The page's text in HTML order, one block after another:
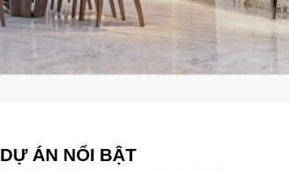
DỰ ÁN NỔI BẬT